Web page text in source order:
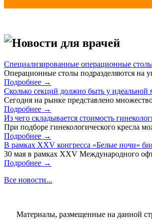
Новости для врачей
Специализированные операционные
Операционные столы подразделяются на
Подробнее →
Сколько секций должно быть у
Сегодня на рынке представлено
Подробнее →
Из чего складывается стоимость
При подборе гинекологического кресла
Подробнее →
В рамках XXV конгресса «Белые ночи»
30 мая в рамках XXV Международного
Подробнее →
Все новости...
Материалы, размещенные на данной